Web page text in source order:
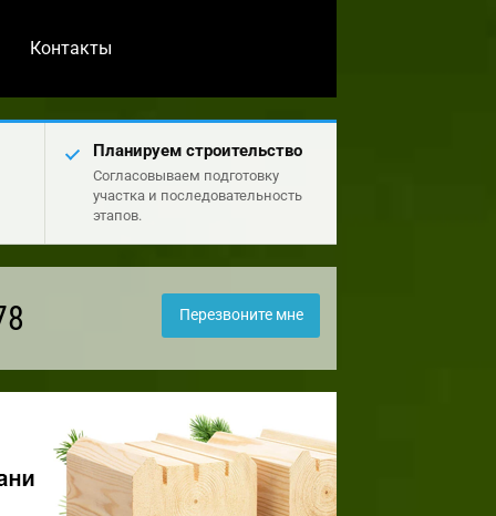
Контакты
Планируем строительство
Согласовываем подготовку
участка и последовательность
этапов.
Перезвоните мне